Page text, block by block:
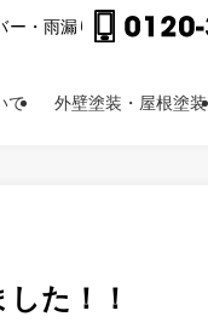
ー・⾬漏り修理他
て 外壁塗装・屋根塗装
た！！